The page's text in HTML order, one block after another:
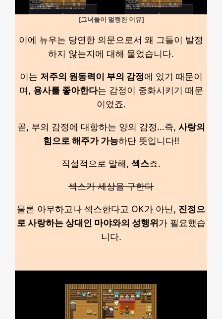
[그녀들이 멀쩡한 이유]
이에 뉴우는 당연한 의문으로서 왜 그들이 발정
하지 않는지에 대해 물었습니다.
이는 저주의 원동력이 부의 감정에 있기 때문이
며, 용사를 좋아한다는 감정이 중화시키기 때문
이었죠.
곧, 부의 감정에 대항하는 양의 감정…즉, 사랑의
힘으로 해주가 가능하단 뜻입니다!!
직설적으로 말해, 섹스죠.
섹스가 세상을 구한다
물론 아무하고나 섹스한다고 OK가 아닌, 진정으
로 사랑하는 상대인 마야와의 성행위 가 필요했습
니다.